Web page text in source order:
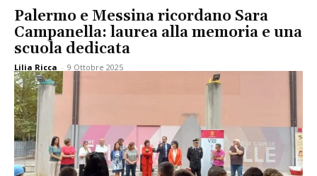
Palermo e Messina ricordano Sara
Campanella: laurea alla memoria e una
scuola dedicata
Lilia Ricca - 9 Ottobre 2025